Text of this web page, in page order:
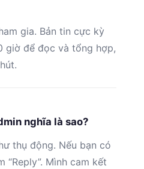
gia. Bản tin cực kỳ
giờ để đọc và tổng hợp,
nghĩa là sao?
thụ động. Nếu bạn có
“Reply”. Mình cam kết